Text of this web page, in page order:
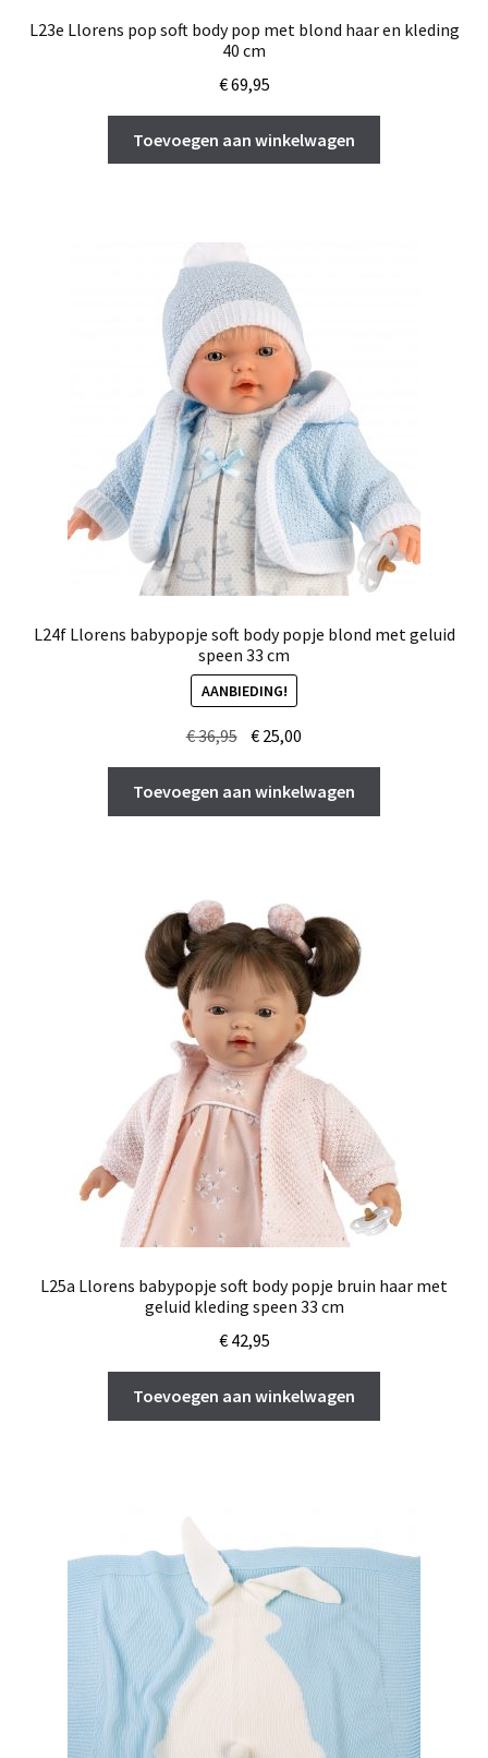
L23e Llorens pop soft body pop met blond haar en kleding
40 cm
€69,95
Toevoegen aan winkelwagen
L24f Llorens babypopje soft body popje blond met geluid
speen 33 cm
AANBIEDING!
€36,95 Oorspronkelijke
prijs
was:
€ 36,95.
€ 25,00
prijs
is:
€ 25,00.
Toevoegen aan winkelwagen
L25a Llorens babypopje soft body popje bruin haar met
geluid kleding speen 33 cm
€42,95
Toevoegen aan winkelwagen